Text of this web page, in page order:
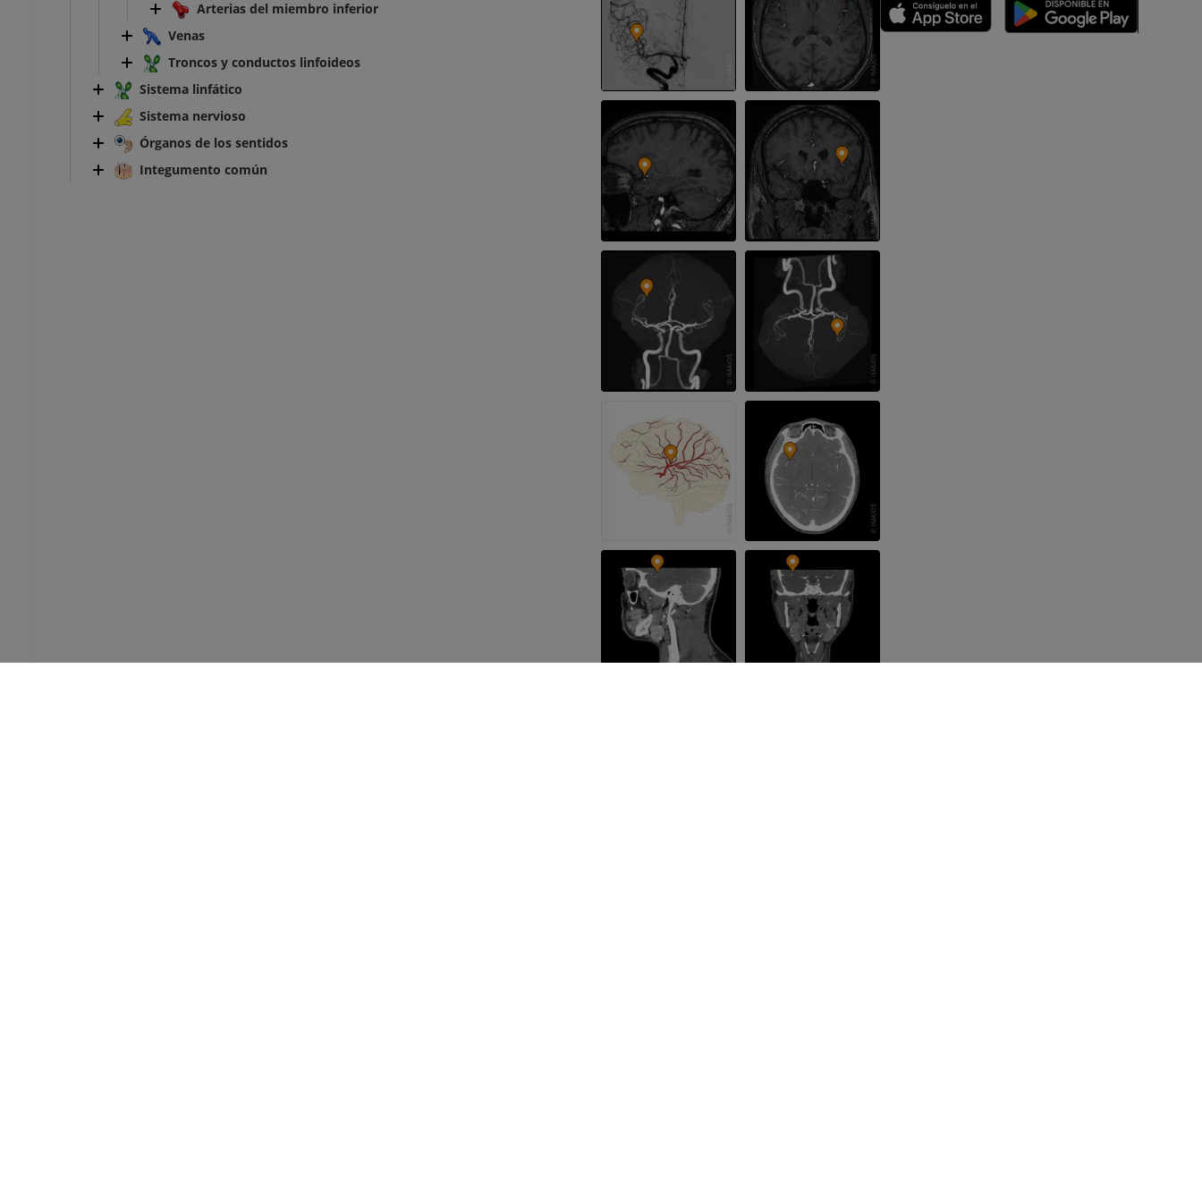
Arterias del miembro inferior
Venas
Troncos y conductos linfoideos
Sistema linfático
Sistema nervioso
Órganos de los sentidos
Integumento común
ATC de la extremidad
inferior
PREMIUM
Pierna (arterias y huesos)
TAC
GRATIS
Arteriografía de miembros
inferiores
Angiografía